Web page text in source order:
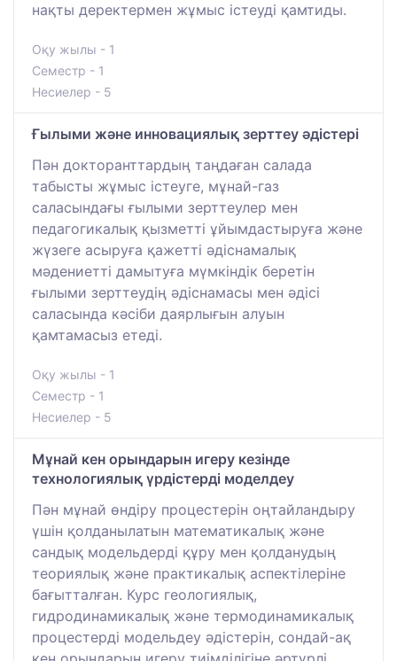
нақты деректермен жұмыс істеуді қамтиды.
Оқу жылы - 1
Семестр - 1
Несиелер - 5
Ғылыми және инновациялық зерттеу әдістері
Пән докторанттардың таңдаған салада
табысты жұмыс істеуге, мұнай-газ
саласындағы ғылыми зерттеулер мен
педагогикалық қызметті ұйымдастыруға және
жүзеге асыруға қажетті әдіснамалық
мәдениетті дамытуға мүмкіндік беретін
ғылыми зерттеудің әдіснамасы мен әдісі
саласында кәсіби даярлығын алуын
қамтамасыз етеді.
Оқу жылы - 1
Семестр - 1
Несиелер - 5
Мұнай кен орындарын игеру кезінде
технологиялық үрдістерді моделдеу
Пән мұнай өндіру процестерін оңтайландыру
үшін қолданылатын математикалық және
сандық модельдерді құру мен қолданудың
теориялық және практикалық аспектілеріне
бағытталған. Курс геологиялық,
гидродинамикалық және термодинамикалық
процестерді модельдеу әдістерін, сондай-ақ